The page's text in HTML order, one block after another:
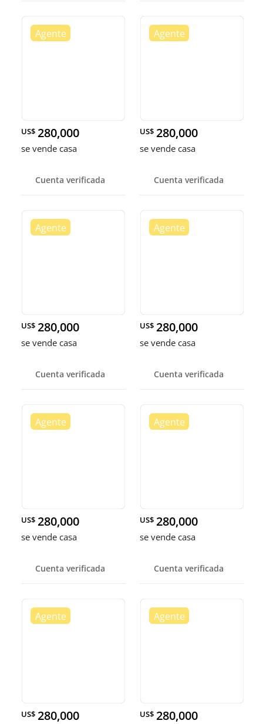
US$ 280,000
se vende casa
Cuenta verificada
US$ 280,000
se vende casa
Cuenta verificada
US$ 280,000
se vende casa
Cuenta verificada
US$ 280,000
se vende casa
Cuenta verificada
US$ 280,000
se vende casa
Cuenta verificada
US$ 280,000
se vende casa
Cuenta verificada
US$ 280,000 US$ 280,000